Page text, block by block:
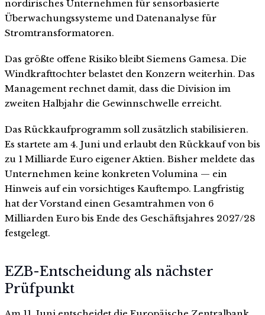
nordirisches Unternehmen für sensorbasierte
Überwachungssysteme und Datenanalyse für
Stromtransformatoren.
Das größte offene Risiko bleibt Siemens Gamesa. Die
Windkrafttochter belastet den Konzern weiterhin. Das
Management rechnet damit, dass die Division im
zweiten Halbjahr die Gewinnschwelle erreicht.
Das Rückkaufprogramm soll zusätzlich stabilisieren.
Es startete am 4. Juni und erlaubt den Rückkauf von bis
zu 1 Milliarde Euro eigener Aktien. Bisher meldete das
Unternehmen keine konkreten Volumina — ein
Hinweis auf ein vorsichtiges Kauftempo. Langfristig
hat der Vorstand einen Gesamtrahmen von 6
Milliarden Euro bis Ende des Geschäftsjahres 2027/28
festgelegt.
EZB-Entscheidung als nächster
Prüfpunkt